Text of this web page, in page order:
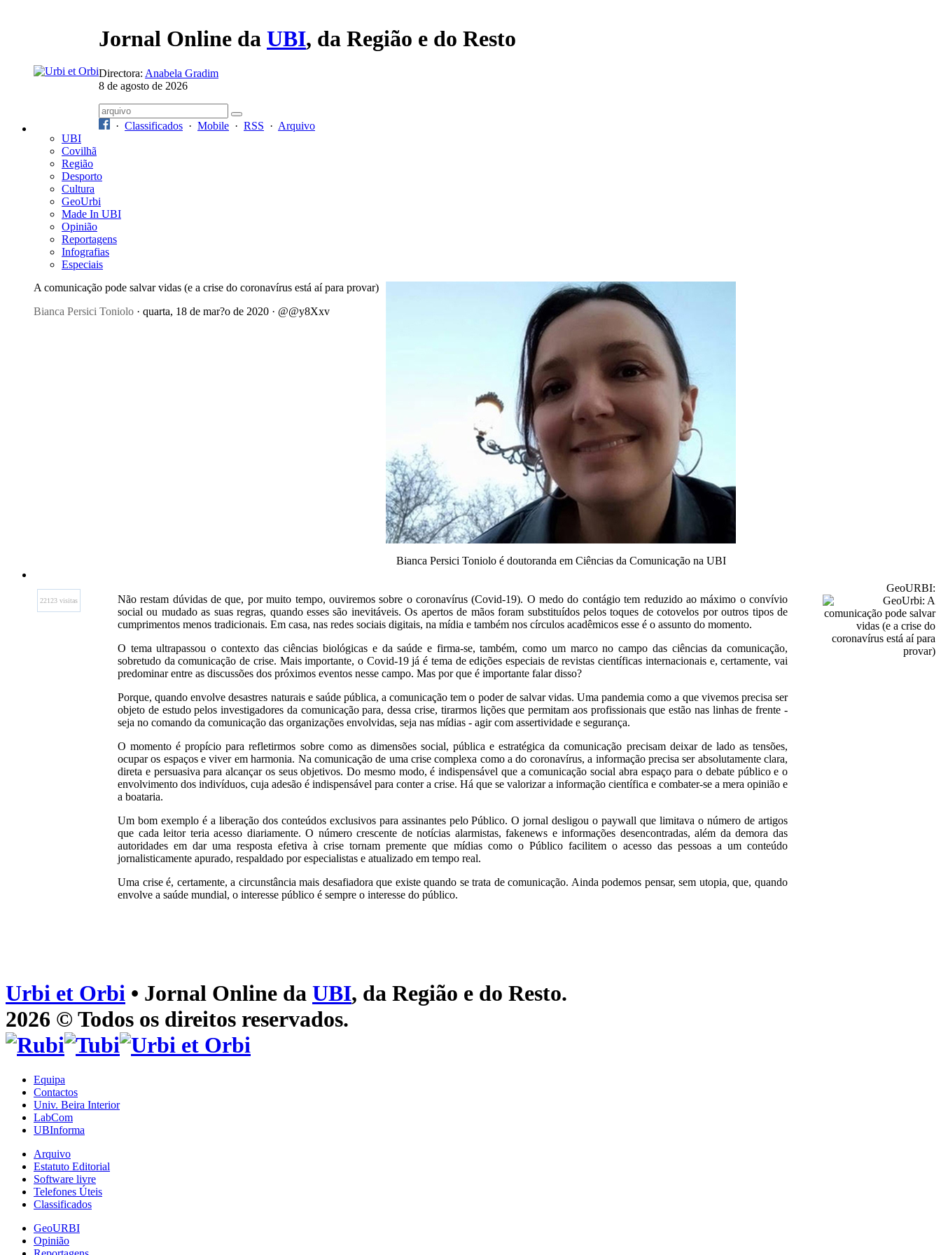
Jornal Online da UBI, da Região e do Resto
Directora: Anabela Gradim
8 de agosto de 2026
· Classificados · Mobile · RSS · Arquivo
UBI
Covilhã
Região
Desporto
Cultura
GeoUrbi
Made In UBI
Opinião
Reportagens
Infografias
Especiais
A comunicação pode salvar vidas (e a crise do coronavírus está aí para provar)
Bianca Persici Toniolo · quarta, 18 de mar?o de 2020 · @@y8Xxv
Bianca Persici Toniolo é doutoranda em Ciências da Comunicação na UBI
22123 visitas
Não restam dúvidas de que, por muito tempo, ouviremos sobre o coronavírus (Covid-19). O medo do contágio tem reduzido ao máximo o convívio
social ou mudado as suas regras, quando esses são inevitáveis. Os apertos de mãos foram substituídos pelos toques de cotovelos por outros tipos de
cumprimentos menos tradicionais. Em casa, nas redes sociais digitais, na mídia e também nos círculos acadêmicos esse é o assunto do momento.
O tema ultrapassou o contexto das ciências biológicas e da saúde e firma-se, também, como um marco no campo das ciências da comunicação,
sobretudo da comunicação de crise. Mais importante, o Covid-19 já é tema de edições especiais de revistas científicas internacionais e, certamente, vai
predominar entre as discussões dos próximos eventos nesse campo. Mas por que é importante falar disso?
Porque, quando envolve desastres naturais e saúde pública, a comunicação tem o poder de salvar vidas. Uma pandemia como a que vivemos precisa ser
objeto de estudo pelos investigadores da comunicação para, dessa crise, tirarmos lições que permitam aos profissionais que estão nas linhas de frente -
seja no comando da comunicação das organizações envolvidas, seja nas mídias - agir com assertividade e segurança.
O momento é propício para refletirmos sobre como as dimensões social, pública e estratégica da comunicação precisam deixar de lado as tensões,
ocupar os espaços e viver em harmonia. Na comunicação de uma crise complexa como a do coronavírus, a informação precisa ser absolutamente clara,
direta e persuasiva para alcançar os seus objetivos. Do mesmo modo, é indispensável que a comunicação social abra espaço para o debate público e o
envolvimento dos indivíduos, cuja adesão é indispensável para conter a crise. Há que se valorizar a informação científica e combater-se a mera opinião e
a boataria.
Um bom exemplo é a liberação dos conteúdos exclusivos para assinantes pelo Público. O jornal desligou o paywall que limitava o número de artigos
que cada leitor teria acesso diariamente. O número crescente de notícias alarmistas, fakenews e informações desencontradas, além da demora das
autoridades em dar uma resposta efetiva à crise tornam premente que mídias como o Público facilitem o acesso das pessoas a um conteúdo
jornalisticamente apurado, respaldado por especialistas e atualizado em tempo real.
Uma crise é, certamente, a circunstância mais desafiadora que existe quando se trata de comunicação. Ainda podemos pensar, sem utopia, que, quando
envolve a saúde mundial, o interesse público é sempre o interesse do público.
GeoURBI:
Urbi et Orbi • Jornal Online da UBI, da Região e do Resto.
2026 © Todos os direitos reservados.
Equipa
Contactos
Univ. Beira Interior
LabCom
UBInforma
Arquivo
Estatuto Editorial
Software livre
Telefones Úteis
Classificados
GeoURBI
Opinião